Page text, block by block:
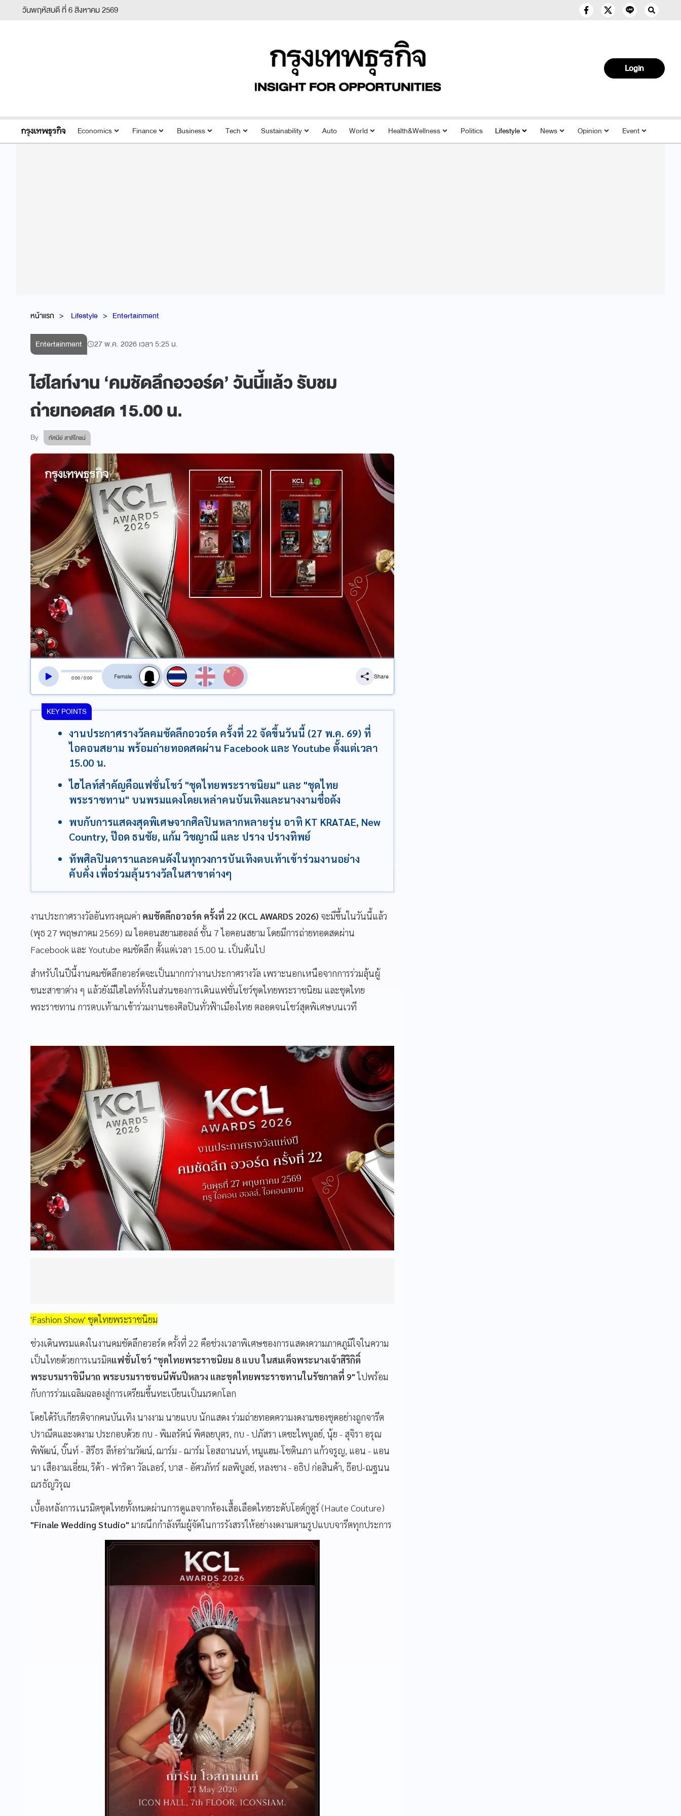
วันพฤหัสบดี ที่ 6 สิงหาคม 2569
Login
Economics Finance Business Tech Sustainability Auto World Health&Wellness Politics Lifestyle News Opinion Event
หน้าแรก Lifestyle Entertainment
Entertainment 27 พ.ค. 2026 เวลา 5:25 น.
ไฮไลท์งาน ‘คมชัดลึกอวอร์ด’ วันนี้แล้ว รับชม
ถ่ายทอดสด 15.00 น.
By ทัศนีย์ สาลีโภชน์
0:00/0:00
สลับเสียงอ่าน
Share
KEY POINTS
งานประกาศรางวัลคมชัดลึกอวอร์ด ครั้งที่ 22 จัดขึ้นวันนี้ (27 พ.ค. 69) ที่
ไอคอนสยาม พร้อมถ่ายทอดสดผ่าน Facebook และ Youtube ตั้งแต่เวลา
15.00 น.
ไฮไลท์สำคัญคือแฟชั่นโชว์ "ชุดไทยพระราชนิยม" และ "ชุดไทย
พระราชทาน" บนพรมแดงโดยเหล่าคนบันเทิงและนางงามชื่อดัง
พบกับการแสดงสุดพิเศษจากศิลปินหลากหลายรุ่น อาทิ KT KRATAE, New
Country, ป๊อด ธนชัย, แก้ม วิชญาณี และ ปราง ปรางทิพย์
ทัพศิลปินดาราและคนดังในทุกวงการบันเทิงตบเท้าเข้าร่วมงานอย่าง
คับคั่ง เพื่อร่วมลุ้นรางวัลในสาขาต่างๆ
งานประกาศรางวัลอันทรงคุณค่า คมชัดลึกอวอร์ด ครั้งที่ 22 (KCL AWARDS 2026) จะมีขึ้นในวันนี้แล้ว
(พุธ 27 พฤษภาคม 2569) ณ ไอคอนสยามฮอลล์ ชั้น 7 ไอคอนสยาม โดยมีการถ่ายทอดสดผ่าน
Facebook และ Youtube คมชัดลึก ตั้งแต่เวลา 15.00 น. เป็นต้นไป
สำหรับในปีนี้งานคมชัดลึกอวอร์ดจะเป็นมากกว่างานประกาศรางวัล เพราะนอกเหนือจากการร่วมลุ้นผู้
ชนะสาขาต่าง ๆ แล้วยังมีไฮไลท์ทั้งในส่วนของการเดินแฟชั่นโชว์ชุดไทยพระราชนิยม และชุดไทย
พระราชทาน การตบเท้ามาเข้าร่วมงานของศิลปินทั่วฟ้าเมืองไทย ตลอดจนโชว์สุดพิเศษบนเวที
'Fashion Show' ชุดไทยพระราชนิยม
ช่วงเดินพรมแดงในงานคมชัดลึกอวอร์ด ครั้งที่ 22 คือช่วงเวลาพิเศษของการแสดงความภาคภูมิใจในความ
เป็นไทยด้วยการเนรมิตแฟชั่นโชว์ "ชุดไทยพระราชนิยม 8 แบบ ในสมเด็จพระนางเจ้าสิริกิติ์
พระบรมราชินีนาถ พระบรมราชชนนีพันปีหลวง และชุดไทยพระราชทานในรัชกาลที่ 9"ไปพร้อม
กับการร่วมเฉลิมฉลองสู่การเตรียมขึ้นทะเบียนเป็นมรดกโลก
โดยได้รับเกียรติจากคนบันเทิง นางงาม นายแบบ นักแสดง ร่วมถ่ายทอดความงดงามของชุดอย่างถูกจารีต
ปราณีตและงดงาม ประกอบด้วย กบ - พิมลรัตน์ พิศลยบุตร, กบ - ปภัสรา เตชะไพบูลย์, นุ้ย - สุจิรา อรุณ
พิพัฒน์, บิ๊นท์ - สิรีธร ลีห์อร่ามวัฒน์, ฌาร์ม - ฌาร์ม โอสถานนท์, หมูแฮม-โชตินภา แก้วจรูญ, แอน - แอน
นา เสืองามเอี่ยม, ริด้า - ฟาริดา วัลเลอร์, บาส - อัศวภัทร์ ผลพิบูลย์, หลงชาง - อธิป ก่อสินค้า, ธ๊อป-ณฐนน
ณรธัญวิรุณ
เบื้องหลังการเนรมิตชุดไทยทั้งหมดผ่านการดูแลจากห้องเสื้อเลือดไทยระดับโอต์กูตูร์ (Haute Couture)
"Finale Wedding Studio" มาผนึกกำลังทีมผู้จัดในการรังสรรให้อย่างงดงามตามรูปแบบจารีตทุกประการ